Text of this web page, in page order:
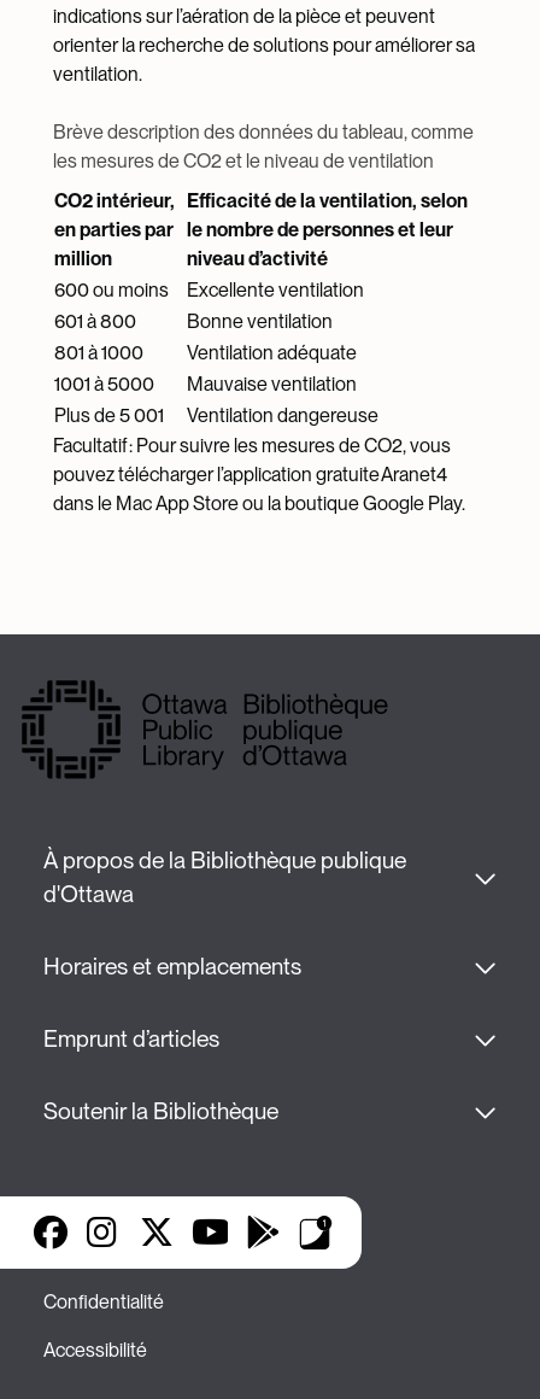
indications sur l’aération de la pièce et peuvent
orienter la recherche de solutions pour améliorer sa
ventilation.
Brève description des données du tableau, comme
les mesures de CO2 et le niveau de ventilation
CO2 intérieur,
en parties par
million
Efficacité de la ventilation, selon
le nombre de personnes et leur
niveau d’activité
600 ou moins
Excellente ventilation
601 à 800
Bonne ventilation
801 à 1000
Ventilation adéquate
1001 à 5000
Mauvaise ventilation
Plus de 5 001
Ventilation dangereuse
Facultatif : Pour suivre les mesures de CO2, vous
pouvez télécharger l’application gratuite Aranet4
dans le Mac App Store ou la boutique Google Play.
À propos de la Bibliothèque publique
d'Ottawa
Horaires et emplacements
Emprunt d’articles
Soutenir la Bibliothèque
FacebookInstagram
X YouTubeGoogle Play
Confidentialité
Accessibilité